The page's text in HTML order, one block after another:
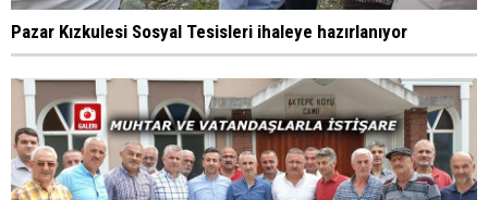
Pazar Kızkulesi Sosyal Tesisleri ihaleye hazırlanıyor